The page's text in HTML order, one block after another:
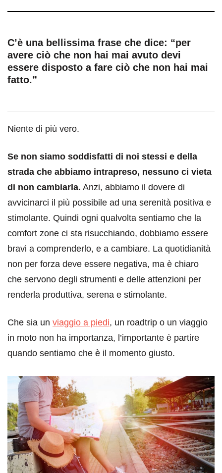
C’è una bellissima frase che dice: “per
avere ciò che non hai mai avuto devi
essere disposto a fare ciò che non hai mai
fatto.”
Niente di più vero.
Se non siamo soddisfatti di noi stessi e della
strada che abbiamo intrapreso, nessuno ci vieta
di non cambiarla. Anzi, abbiamo il dovere di
avvicinarci il più possibile ad una serenità positiva e
stimolante. Quindi ogni qualvolta sentiamo che la
comfort zone ci sta risucchiando, dobbiamo essere
bravi a comprenderlo, e a cambiare. La quotidianità
non per forza deve essere negativa, ma è chiaro
che servono degli strumenti e delle attenzioni per
renderla produttiva, serena e stimolante.
Che sia un viaggio a piedi, un roadtrip o un viaggio
in moto non ha importanza, l’importante è partire
quando sentiamo che è il momento giusto.